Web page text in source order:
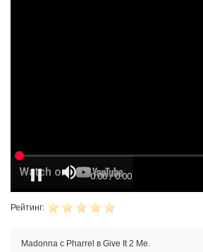
Рейтинг:
Madonna с Pharrel в Give It 2 Me.